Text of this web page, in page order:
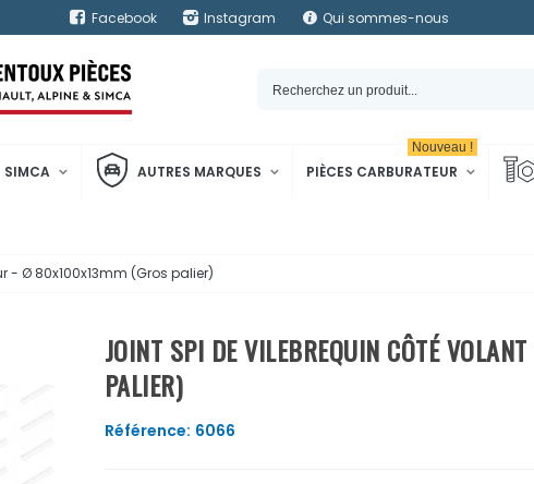
Facebook Instagram Qui sommes-nous
SIMCA AUTRES MARQUES PIÈCES CARBURATEUR
Nouveau !
Ø 80x100x13mm (Gros palier)
JOINT SPI DE VILEBREQUIN CÔTÉ
PALIER)
Référence: 6066